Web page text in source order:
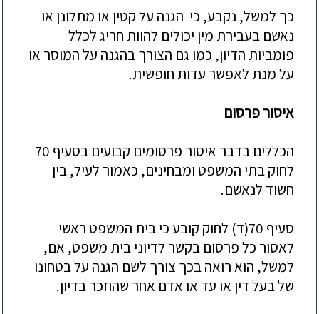
כך למשל, נקבע, כי הגנה על קטין או מתלונן או
נאשם בעבירת מין יכולים להוות חריג לכלל
פומביות הדיון, כמו גם הצורך בהגנה על המוסר או
על מנת לאפשר עדות חופשית.
איסור פרסום
הכללים בדבר איסור פרסומים קבועים בסעיף 70
לחוק בתי המשפט ומבחינים, כאמור לעיל, בין
חשוד לנאשם.
סעיף 70(ד) לחוק קובע כי בית המשפ
ט ראשי
לאסור כל פרסום בקשר לדיוני בית משפט, אם,
למשל, הוא רואה בכך צורך לשם הגנה על בטחונו
של בעל דין או עד או אדם אחר שהוזכר בדיון.